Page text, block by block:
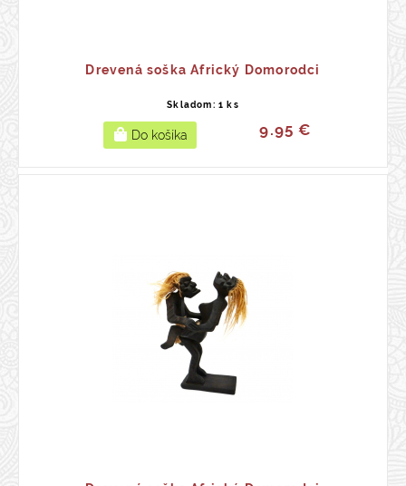
Drevená soška Africký Domorodci
Skladom: 1 ks
9.95 €